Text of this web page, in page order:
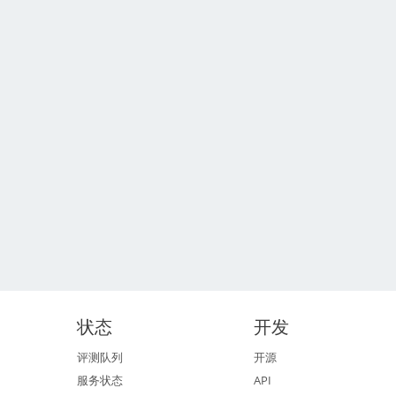
状态
评测队列
服务状态
开发
开源
API